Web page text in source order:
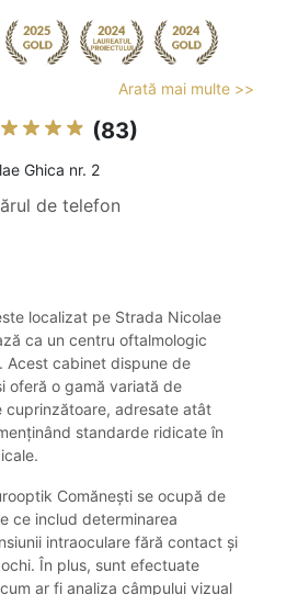
Arată mai multe >>
(83)
Ghica nr. 2
de telefon
localizat pe Strada Nicolae
ca un centru oftalmologic
Acest cabinet dispune de
oferă o gamă variată de
cuprinzătoare, adresate atât
standarde ridicate în
Comănești se ocupă de
ce includ determinarea
intraoculare fără contact și
În plus, sunt efectuate
ar fi analiza câmpului vizual